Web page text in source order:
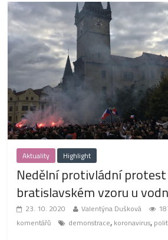
Aktuality Highlight
Nedělní protivládní
bratislavském vzoru u
23. 10. 2020 Valentýna Dušková
komentářů
demonstrace, koronavirus,